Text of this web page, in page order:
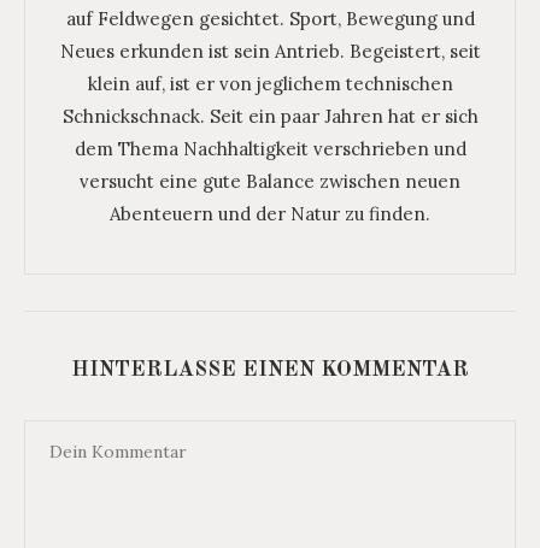
auf Feldwegen gesichtet. Sport, Bewegung und
Neues erkunden ist sein Antrieb. Begeistert, seit
klein auf, ist er von jeglichem technischen
Schnickschnack. Seit ein paar Jahren hat er sich
dem Thema Nachhaltigkeit verschrieben und
versucht eine gute Balance zwischen neuen
Abenteuern und der Natur zu finden.
HINTERLASSE EINEN KOMMENTAR